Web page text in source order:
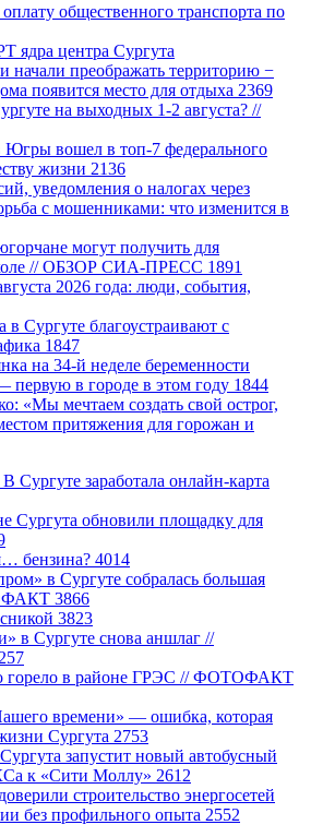
общественного транспорта по
ядра центра Сургута
начали преображать территорию −
появится место для отдыха 2369
на выходных 1-2 августа? //
Югры вошел в топ-7 федерального
жизни 2136
уведомления о налогах через
с мошенниками: что изменится в
могут получить для
// ОБЗОР СИА-ПРЕСС 1891
2026 года: люди, события,
Сургуте благоустраивают с
1847
на 34-й неделе беременности
первую в городе в этом году 1844
«Мы мечтаем создать свой острог,
притяжения для горожан и
Сургуте заработала онлайн-карта
Сургута обновили площадку для
бензина? 4014
в Сургуте собралась большая
3866
3823
в Сургуте снова аншлаг //
горело в районе ГРЭС // ФОТОФАКТ
времени» — ошибка, которая
Сургута 2753
запустит новый автобусный
к «Сити Моллу» 2612
строительство энергосетей
без профильного опыта 2552